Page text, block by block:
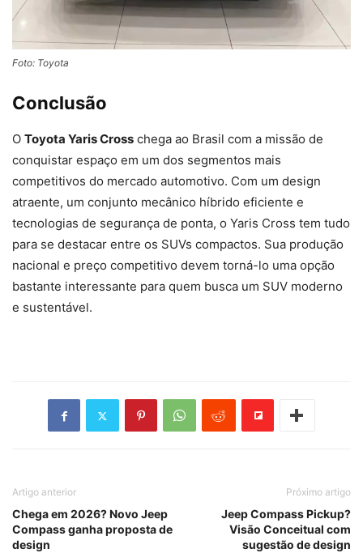
Foto: Toyota
Conclusão
O Toyota Yaris Cross chega ao Brasil com a missão de
conquistar espaço em um dos segmentos mais
competitivos do mercado automotivo. Com um design
atraente, um conjunto mecânico híbrido eficiente e
tecnologias de segurança de ponta, o Yaris Cross tem tudo
para se destacar entre os SUVs compactos. Sua produção
nacional e preço competitivo devem torná-lo uma opção
bastante interessante para quem busca um SUV moderno
e sustentável.
Artigo anterior
Chega em 2026? Novo Jeep
Compass ganha proposta de
design
Próximo artigo
Jeep Compass Pickup?
Visão Conceitual com
sugestão de design